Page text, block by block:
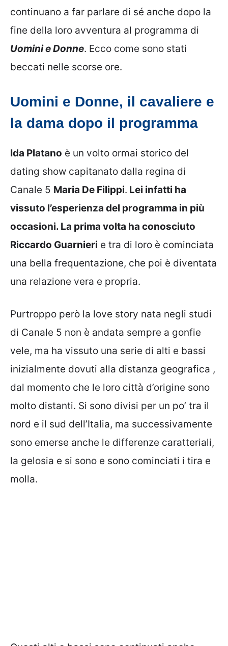
continuano a far parlare di sé anche dopo la
fine della loro avventura al programma di
Uomini e Donne. Ecco come sono stati
beccati nelle scorse ore.
Uomini e Donne, il cavaliere e
la dama dopo il programma
Ida Platano è un volto ormai storico del
dating show capitanato dalla regina di
Canale 5 Maria De Filippi. Lei infatti ha
vissuto l’esperienza del programma in più
occasioni. La prima volta ha conosciuto
Riccardo Guarnieri e tra di loro è cominciata
una bella frequentazione, che poi è diventata
una relazione vera e propria.
Purtroppo però la love story nata negli studi
di Canale 5 non è andata sempre a gonfie
vele, ma ha vissuto una serie di alti e bassi
inizialmente dovuti alla distanza geografica ,
dal momento che le loro città d’origine sono
molto distanti. Si sono divisi per un po’ tra il
nord e il sud dell’Italia, ma successivamente
sono emerse anche le differenze caratteriali,
la gelosia e si sono e sono cominciati i tira e
molla.